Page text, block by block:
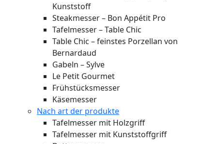
Kunststoff
Steakmesser – Bon Appétit Pro
Tafelmesser – Table Chic
Table Chic – feinstes Porzellan von
Bernardaud
Gabeln – Sylve
Le Petit Gourmet
Frühstücksmesser
Käsemesser
Nach art der produkte
Tafelmesser mit Holzgriff
Tafelmesser mit Kunststoffgriff